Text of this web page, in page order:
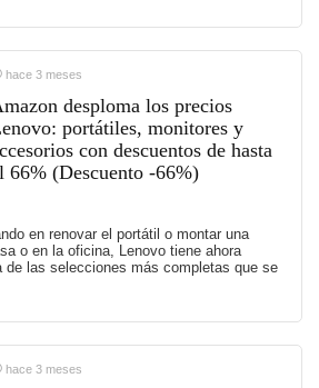
hace 3 meses
desploma los precios
portátiles, monitores y
con descuentos de hasta
66% (Descuento -66%)
en renovar el portátil o montar una
o en la oficina, Lenovo tiene ahora
de las selecciones más completas que se
hace 3 meses